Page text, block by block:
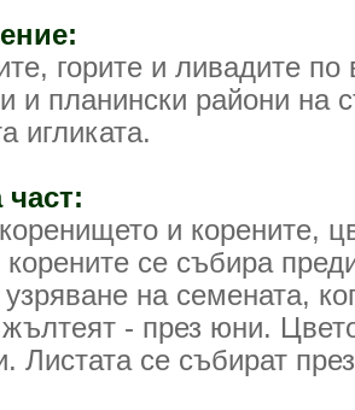
горите и ливадите по
и планински райони на
игликата.
и корените,
се събира
на семената,
- през юни.
Листата се събират